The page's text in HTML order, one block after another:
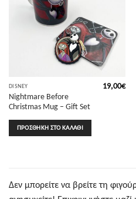
DISNEY
Nightmare Before
Christmas Mug – Gift Set
19,00€
ΠΡΟΣΘΉΚΗ ΣΤΟ ΚΑΛΆΘΙ
Δεν μπορείτε να βρείτε τη